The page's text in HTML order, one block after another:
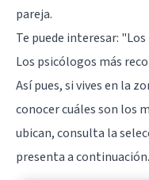
pareja.
Te puede interesar:
Los psicólogos más
Así pues, si vives en la
conocer cuáles son los
ubican, consulta la
presenta a continuación.